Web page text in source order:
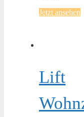
Jetzt ansehen
Lift